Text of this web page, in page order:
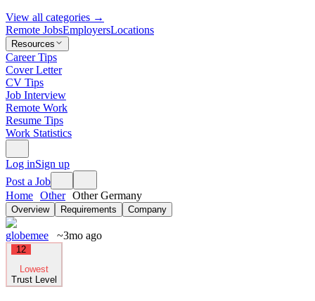
View all categories →
Remote JobsEmployersLocations
Resources
Career Tips
Cover Letter
CV Tips
Job Interview
Remote Work
Resume Tips
Work Statistics
Log inSign up
Post a Job
Home Other Other Germany
Overview Requirements Company
globemee ~3mo ago
12
Lowest
Trust Level